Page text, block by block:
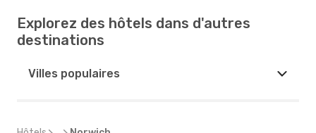
Explorez des hôtels dans d'autres
destinations
Villes populaires